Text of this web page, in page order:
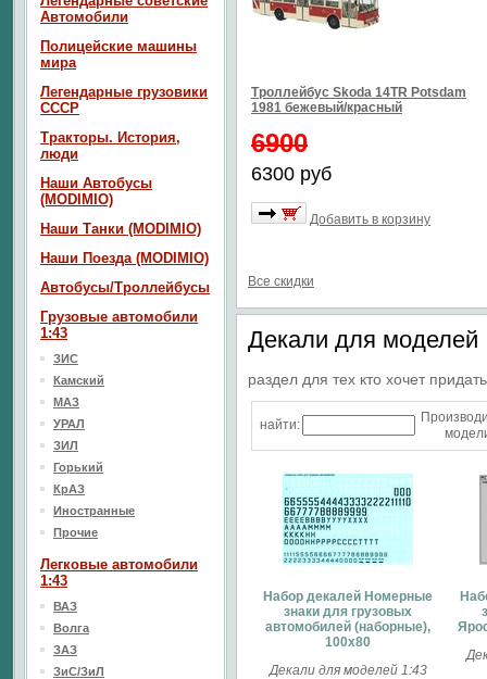
Троллейбус Skoda 14TR Potsdam
1981 бежевый/красный
6900
6300 руб
Добавить в корзину
Все скидки
Декали для моделей
раздел для тех кто хочет
найти:
Набор декалей Номерные
знаки для грузовых
автомобилей (наборные),
100х80
Декали для моделей 1:43
Автомобили
Полицейские машины
мира
Легендарные грузовики
СССР
Тракторы. История,
люди
Наши Автобусы
(MODIMIO)
Наши Танки (MODIMIO)
Наши Поезда (MODIMIO)
Автобусы/Троллейбусы
Грузовые автомобили
1:43
ЗИС
Камский
МАЗ
УРАЛ
ЗИЛ
Горький
КрАЗ
Иностранные
Прочие
Легковые автомобили
1:43
ВАЗ
Волга
ЗАЗ
ЗиС/ЗиЛ